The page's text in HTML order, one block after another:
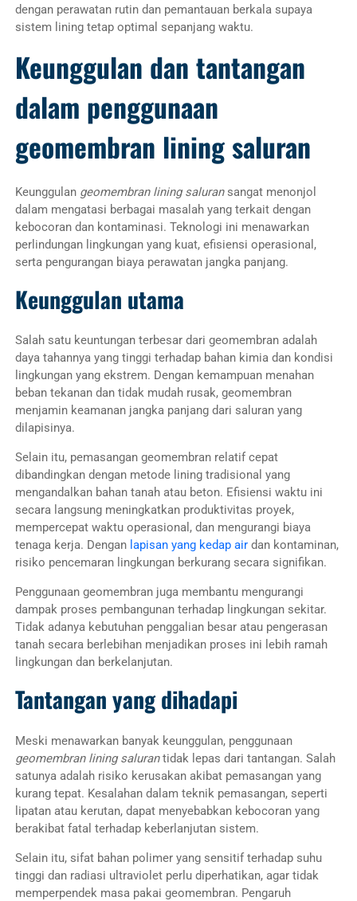
dengan perawatan rutin dan pemantauan berkala supaya
sistem lining tetap optimal sepanjang waktu.
Keunggulan dan tantangan
dalam penggunaan
geomembran lining saluran
Keunggulan geomembran lining saluransangat menonjol
dalam mengatasi berbagai masalah yang terkait dengan
kebocoran dan kontaminasi. Teknologi ini menawarkan
perlindungan lingkungan yang kuat, efisiensi operasional,
serta pengurangan biaya perawatan jangka panjang.
Keunggulan utama
Salah satu keuntungan terbesar dari geomembran adalah
daya tahannya yang tinggi terhadap bahan kimia dan kondisi
lingkungan yang ekstrem. Dengan kemampuan menahan
beban tekanan dan tidak mudah rusak, geomembran
menjamin keamanan jangka panjang dari saluran yang
dilapisinya.
Selain itu, pemasangan geomembran relatif cepat
dibandingkan dengan metode lining tradisional yang
mengandalkan bahan tanah atau beton. Efisiensi waktu ini
secara langsung meningkatkan produktivitas proyek,
mempercepat waktu operasional, dan mengurangi biaya
tenaga kerja. Dengan lapisan yang kedap airdan kontaminan,
risiko pencemaran lingkungan berkurang secara signifikan.
Penggunaan geomembran juga membantu mengurangi
dampak proses pembangunan terhadap lingkungan sekitar.
Tidak adanya kebutuhan penggalian besar atau pengerasan
tanah secara berlebihan menjadikan proses ini lebih ramah
lingkungan dan berkelanjutan.
Tantangan yang dihadapi
Meski menawarkan banyak keunggulan, penggunaan
geomembran lining salurantidak lepas dari tantangan. Salah
satunya adalah risiko kerusakan akibat pemasangan yang
kurang tepat. Kesalahan dalam teknik pemasangan, seperti
lipatan atau kerutan, dapat menyebabkan kebocoran yang
berakibat fatal terhadap keberlanjutan sistem.
Selain itu, sifat bahan polimer yang sensitif terhadap suhu
tinggi dan radiasi ultraviolet perlu diperhatikan, agar tidak
memperpendek masa pakai geomembran. Pengaruh